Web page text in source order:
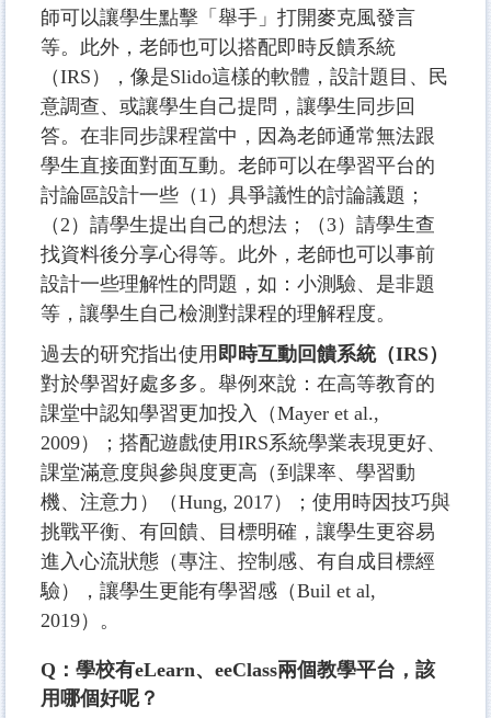
師可以讓學生點擊「舉手」打開麥克風發言
等。此外，老師也可以搭配即時反饋系統
（IRS），像是Slido這樣的軟體，設計題目、民
意調查、或讓學生自己提問，讓學生同步回
答。在非同步課程當中，因為老師通常無法跟
學生直接面對面互動。老師可以在學習平台的
討論區設計一些（1）具爭議性的討論議題；
（2）請學生提出自己的想法；（3）請學生查
找資料後分享心得等。此外，老師也可以事前
設計一些理解性的問題，如：小測驗、是非題
等，讓學生自己檢測對課程的理解程度。
過去的研究指出使用 即時互動回饋系統（IRS）
對於學習好處多多。舉例來說：在高等教育的
課堂中認知學習更加投入（Mayer et al.,
2009）；搭配遊戲使用IRS系統學業表現更好、
課堂滿意度與參與度更高（到課率、學習動
機、注意力）（Hung, 2017）；使用時因技巧與
挑戰平衡、有回饋、目標明確，讓學生更容易
進入心流狀態（專注、控制感、有自成目標經
驗），讓學生更能有學習感（Buil et al,
2019）。
Q：學校有eLearn、eeClass兩個教學平台，該
用哪個好呢？